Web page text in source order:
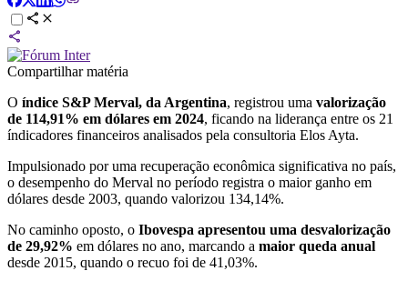
Compartilhar matéria
O índice S&P Merval, da Argentina, registrou uma valorização
de 114,91% em dólares em 2024, ficando na liderança entre os 21
índicadores financeiros analisados pela consultoria Elos Ayta.
Impulsionado por uma recuperação econômica significativa no país,
o desempenho do Merval no período registra o maior ganho em
dólares desde 2003, quando valorizou 134,14%.
No caminho oposto, o Ibovespa apresentou uma desvalorização
de 29,92% em dólares no ano, marcando a maior queda anual
desde 2015, quando o recuo foi de 41,03%.